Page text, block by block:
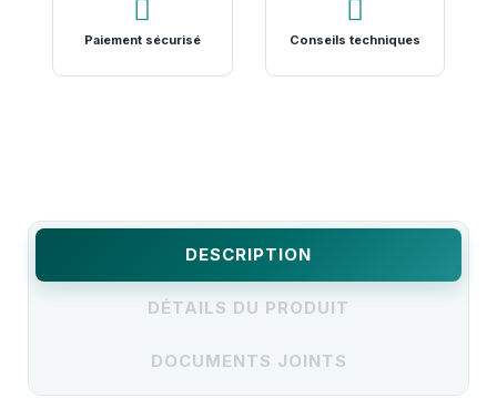
Paiement sécurisé Conseils techniques
DESCRIPTION
DÉTAILS DU PRODUIT
DOCUMENTS JOINTS